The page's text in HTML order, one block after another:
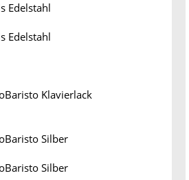
Edelstahl
Edelstahl
Klavierlack
Silber
Silber